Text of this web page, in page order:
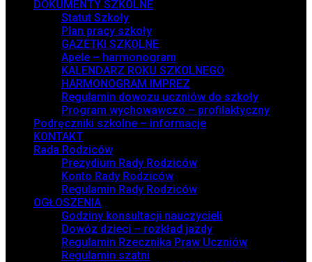
DOKUMENTY SZKOLNE
Statut Szkoły
Plan pracy szkoły
GAZETKI SZKOLNE
Apele – harmonogram
KALENDARZ ROKU SZKOLNEGO
HARMONOGRAM IMPREZ
Regulamin dowozu uczniów do szkoły
Program wychowawczo – profilaktyczny
Podręczniki szkolne – informacje
KONTAKT
Rada Rodziców
Prezydium Rady Rodziców
Konto Rady Rodziców
Regulamin Rady Rodziców
OGŁOSZENIA
Godziny konsultacji nauczycieli
Dowóz dzieci – rozkład jazdy
Regulamin Rzecznika Praw Uczniów
Regulamin szatni